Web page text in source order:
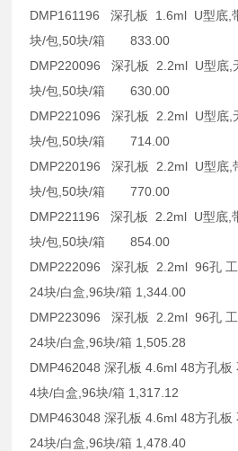
DMP161196 深孔板 1.6ml
块/包,50块/箱 833.00
DMP220096 深孔板 2.2ml U
块/包,50块/箱 630.00
DMP221096 深孔板 2.2ml
块/包,50块/箱 714.00
DMP220196 深孔板 2.2ml
块/包,50块/箱 770.00
DMP221196 深孔板 2.2ml
块/包,50块/箱 854.00
DMP222096 深孔板 2.2ml 96孔
24块/白盒,96块/箱 1,344.00
DMP223096 深孔板 2.2ml 96孔 工
24块/白盒,96块/箱 1,505.28
DMP462048 深孔板 4.6ml
4块/白盒,96块/箱 1,317.12
DMP463048 深孔板 4.6ml 48
24块/白盒,96块/箱 1,478.40